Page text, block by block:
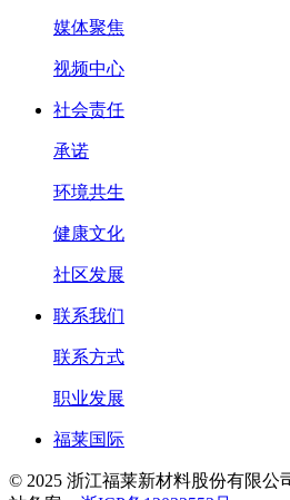
媒体聚焦
视频中心
社会责任
承诺
环境共生
健康文化
社区发展
联系我们
联系方式
职业发展
福莱国际
© 2025 浙江福莱新材料股份有限公